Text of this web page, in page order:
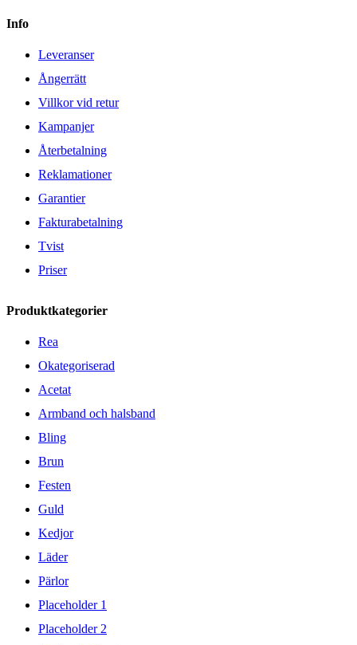
Info
Leveranser
Ångerrätt
Villkor vid retur
Kampanjer
Återbetalning
Reklamationer
Garantier
Fakturabetalning
Tvist
Priser
Produktkategorier
Rea
Okategoriserad
Acetat
Armband och halsband
Bling
Brun
Festen
Guld
Kedjor
Läder
Pärlor
Placeholder 1
Placeholder 2